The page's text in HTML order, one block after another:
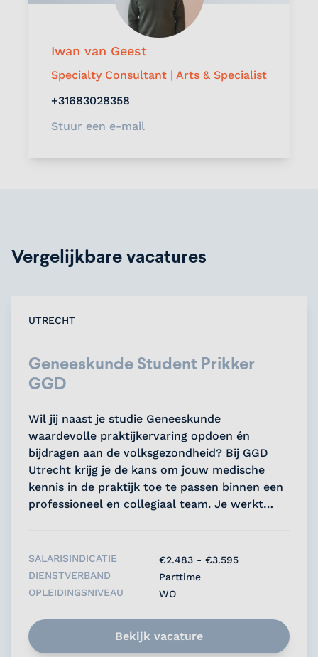
Iwan van Geest
Specialty Consultant | Arts & Specialist
+31683028358
Stuur een e-mail
Vergelijkbare vacatures
UTRECHT
Geneeskunde Student Prikker
GGD
Wil jij naast je studie Geneeskunde
waardevolle praktijkervaring opdoen én
bijdragen aan de volksgezondheid? Bij GGD
Utrecht krijg je de kans om jouw medische
kennis in de praktijk toe te passen binnen een
professioneel en collegiaal team. Je werkt
opdracht....
SALARISINDICATIE
€2.483 - €3.595
DIENSTVERBAND
Parttime
OPLEIDINGSNIVEAU
WO
Bekijk vacature